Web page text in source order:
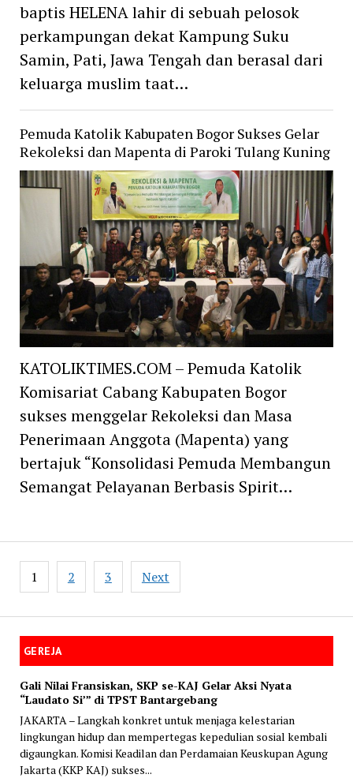
GEREJA
Gali Nilai Fransiskan, SKP se-KAJ Gelar Aksi Nyata
“Laudato Si’” di TPST Bantargebang
JAKARTA – Langkah konkret untuk menjaga kelestarian
lingkungan hidup dan mempertegas kepedulian sosial kembali
digaungkan. Komisi Keadilan dan Perdamaian Keuskupan Agung
Jakarta (KKP KAJ) sukses...
baptis HELENA lahir di sebuah pelosok
perkampungan dekat Kampung Suku
Samin, Pati, Jawa Tengah dan berasal dari
keluarga muslim taat…
Pemuda Katolik Kabupaten Bogor Sukses Gelar
Rekoleksi dan Mapenta di Paroki Tulang Kuning
KATOLIKTIMES.COM – Pemuda Katolik
Komisariat Cabang Kabupaten Bogor
sukses menggelar Rekoleksi dan Masa
Penerimaan Anggota (Mapenta) yang
bertajuk “Konsolidasi Pemuda Membangun
Semangat Pelayanan Berbasis Spirit…
Posts
navigation
1 2 3 Next